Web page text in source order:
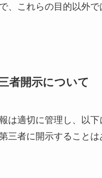
、これらの目的以外で
者開示について
は適切に管理し、以下
三者に開示すること